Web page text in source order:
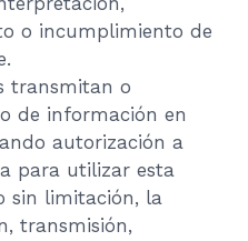
o incumplimiento de
transmitan o
de información en
autorización a
para utilizar esta
sin limitación, la
transmisión,